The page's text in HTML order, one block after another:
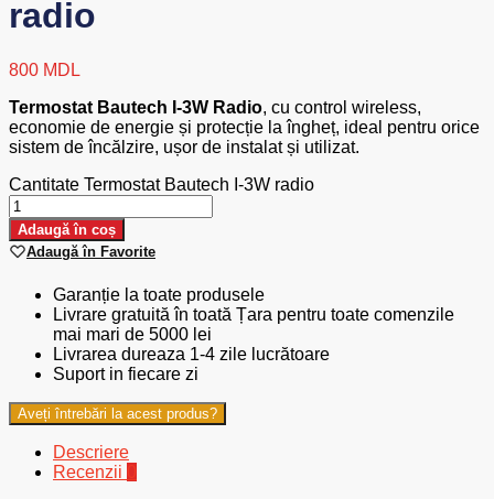
radio
800 MDL
Termostat Bautech I-3W Radio, cu control wireless,
economie de energie și protecție la îngheț, ideal pentru orice
sistem de încălzire, ușor de instalat și utilizat.
Cantitate Termostat Bautech I-3W radio
Adaugă în coș
Adaugă în Favorite
Garanție la toate produsele
Livrare gratuită în toată Țara pentru toate comenzile
mai mari de 5000 lei
Livrarea dureaza 1-4 zile lucrătoare
Suport in fiecare zi
Aveți întrebări la acest produs?
Descriere
Recenzii